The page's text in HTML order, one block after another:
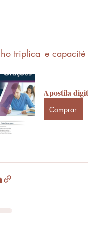
triplica le
Apostila
Comprar